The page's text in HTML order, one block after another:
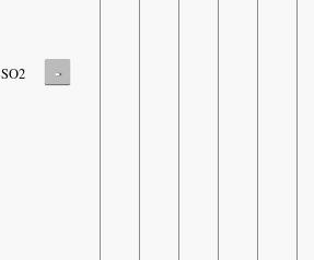
SO2 -